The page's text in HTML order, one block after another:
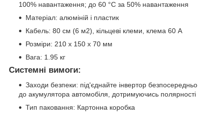
100% навантаження; до 60 °C за 50% навантаження
Матеріал: алюміній і пластик
Кабель: 80 см (6 м2), кільцеві клеми, клема 60 А
Розміри: 210 х 150 х 70 мм
Вага: 1.95 кг
Системні вимоги:
Заходи безпеки: під'єднайте інвертор безпосередньо
до акумулятора автомобіля, дотримуючись полярності
Тип паковання: Картонна коробка